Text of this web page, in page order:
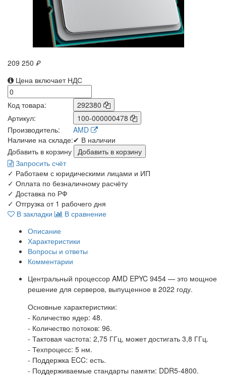
209 250 ₽
Цена включает НДС
Код товара:
292380
Артикул:
100-000000478
Производитель:
AMD
Наличие на складе:✔ В наличии
Добавить в корзину
Запросить счёт
✓ Работаем с юридическими лицами и ИП
✓ Оплата по безналичному расчёту
✓ Доставка по РФ
✓ Отгрузка от 1 рабочего дня
В закладки
В сравнение
Описание
Характеристики
Вопросы и ответы
Комментарии
Центральный процессор AMD EPYC 9454 — это мощное
решение для серверов, выпущенное в 2022 году.
Основные характеристики:
- Количество ядер: 48.
- Количество потоков: 96.
- Тактовая частота: 2,75 ГГц, может достигать 3,8 ГГц.
- Техпроцесс: 5 нм.
- Поддержка ECC: есть.
- Поддерживаемые стандарты памяти: DDR5-4800.